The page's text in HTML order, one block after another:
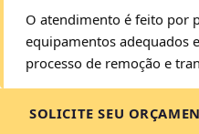
O atendimento é feito por
equipamentos adequados
processo de remoção e
SOLICITE SEU